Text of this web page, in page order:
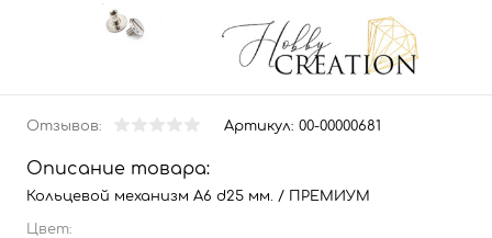
Отзывов: Артикул: 00-00000681
Описание товара:
Кольцевой механизм А6 d25 мм. / ПРЕМИУМ
Цвет: